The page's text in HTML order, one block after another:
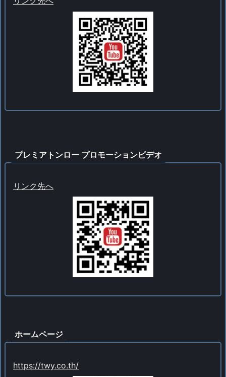
プレミアトンロー プロモーションビデオ
リンク先へ
ホームページ
https://twy.co.th/